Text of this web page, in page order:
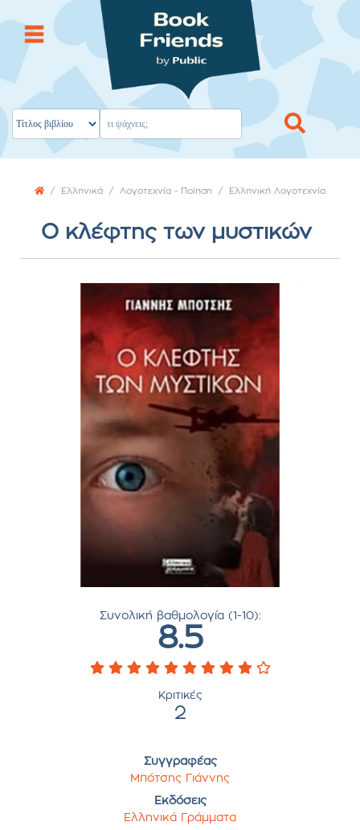
Ελληνικά Λογοτεχνία - Ποίηση Ελληνική Λογοτεχνία
Ο κλέφτης των μυστικών
Συνολική βαθμολογία (1-10):
8.5
Κριτικές
2
Συγγραφέας
Μπότσης Γιάννης
Εκδόσεις
Ελληνικά Γράμματα